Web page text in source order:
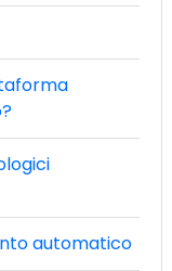
automatico